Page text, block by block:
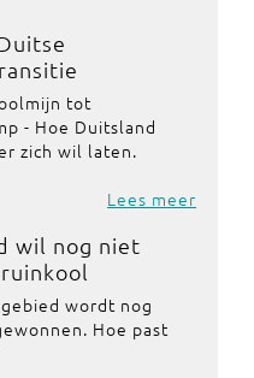
tot
- Hoe Duitsland
zich wil laten.
Lees meer
wil nog niet
wordt nog
Hoe past